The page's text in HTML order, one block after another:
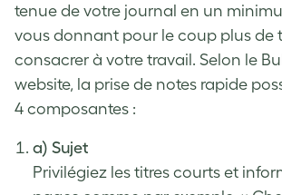
tenue de votre journal en un
vous donnant pour le coup plus de
consacrer à votre travail. Selon le
website, la prise de notes rapide
4 composantes :
a) Sujet
Privilégiez les titres courts et